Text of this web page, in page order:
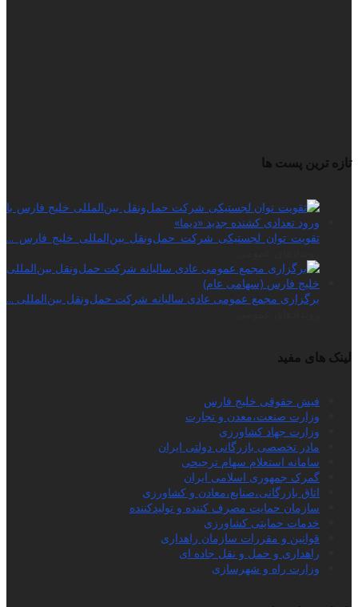
تازه ترین پست ها
تقویت توان لجستیکی شرکت حمل‌ونقل بین‌المللی خلیج فارس ...
برگزاری مجمع عمومی عادی سالیانه شرکت حمل‌ونقل بین‌المللی ...
لینک های مفید
فیش حقوقی خلیج فارس
وزارت صنعت،معدن و تجارت
وزارت جهاد کشاورزی
مادر تخصصی بازرگانی دولتی ایران
سامانه استعلام سهام ترجیحی
گمرک جمهوری اسلامی ایران
اتاق بازرگانی،صنایع،معادن و کشاورزی
سازمان حمایت مصرف کننده و تولیدکننده
خدمات حمایتی کشاورزی
قوانین و مقررات سازمان راهداری
راهداری و حمل و نقل جاده ای
وزارت راه و شهرسازی